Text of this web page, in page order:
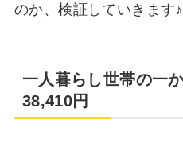
のか、検証していきます♪
一人暮らし世帯の一
38,410円